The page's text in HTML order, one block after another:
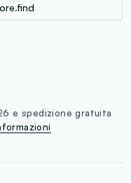
e spedizione gratuita